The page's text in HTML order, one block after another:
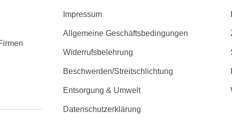
Impressum
Allgemeine Geschäftsbedingungen
Widerrufsbelehrung
Beschwerden/Streitschlichtung
Entsorgung & Umwelt
Datenschutzerklärung